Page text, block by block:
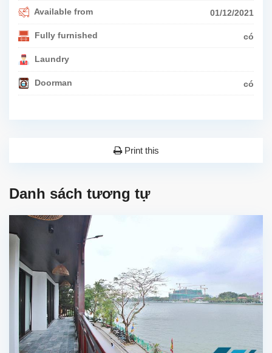
Available from 01/12/2021
Fully furnished có
Laundry
Doorman có
Print this
Danh sách tương tự